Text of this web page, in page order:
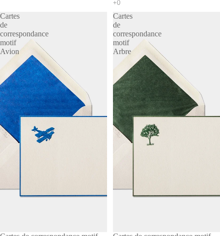
Cartes
de
correspondance
motif
Avion
Cartes
de
correspondance
motif
Arbre